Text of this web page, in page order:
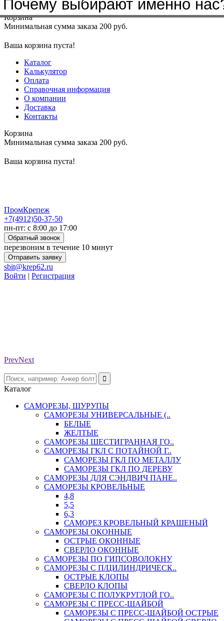
Меню+7(4912)50-37-50sbit@krep62.ru
Корзина
Минимальная сумма заказа 200 руб.
Ваша корзина пуста!
Каталог
Калькулятор
Оплата
Справочная информация
О компании
Доставка
Контакты
Корзина
Минимальная сумма заказа 200 руб.
Ваша корзина пуста!
ПромКрепеж
+7(4912)50-37-50
пн-пт: с 8:00 до 17:00
Обратный звонок
перезвоним в течение 10 минут
Отправить заявку
sbit@krep62.ru
Войти | Регистрация
PrevNext
Каталог
САМОРЕЗЫ, ШУРУПЫ
САМОРЕЗЫ УНИВЕРСАЛЬНЫЕ (..
БЕЛЫЕ
ЖЕЛТЫЕ
САМОРЕЗЫ ШЕСТИГРАННАЯ ГО..
САМОРЕЗЫ ГКЛ С ПОТАЙНОЙ Г..
САМОРЕЗЫ ГКЛ ПО МЕТАЛЛУ
САМОРЕЗЫ ГКЛ ПО ДЕРЕВУ
САМОРЕЗЫ ДЛЯ СЭНДВИЧ ПАНЕ..
САМОРЕЗЫ КРОВЕЛЬНЫЕ
4,8
5,5
6,3
САМОРЕЗ КРОВЕЛЬНЫЙ КРАШЕНЫЙ
САМОРЕЗЫ ОКОННЫЕ
ОСТРЫЕ ОКОННЫЕ
СВЕРЛО ОКОННЫЕ
САМОРЕЗЫ ПО ГИПСОВОЛОКНУ
САМОРЕЗЫ С П/ЦИЛИНДРИЧЕСК..
ОСТРЫЕ КЛОПЫ
СВЕРЛО КЛОПЫ
САМОРЕЗЫ С ПОЛУКРУГЛОЙ ГО..
САМОРЕЗЫ С ПРЕСС-ШАЙБОЙ
САМОРЕЗЫ С ПРЕСС-ШАЙБОЙ ОСТРЫЕ
Почему выбирают именно